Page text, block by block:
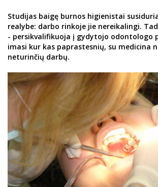
Studijas baigę burnos higienistai
realybe: darbo rinkoje jie nereikalingi.
- persikvalifikuoja į gydytojo odontologo
imasi kur kas paprastesnių, su medicina
neturinčių darbų.